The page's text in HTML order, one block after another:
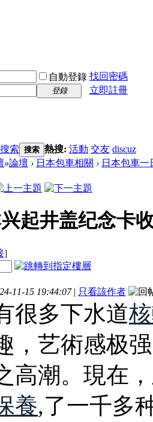
自動登錄 找回密碼
登錄
立即註冊
搜索 搜索 熱搜: 活動 交友 discuz
»論壇 › 日本包車相關 › 日本包車一
兴起井盖纪念卡
]
11-15 19:44:07 | 只看該作者
很多下水道
，艺術感极
高潮。現在
養,了一千多